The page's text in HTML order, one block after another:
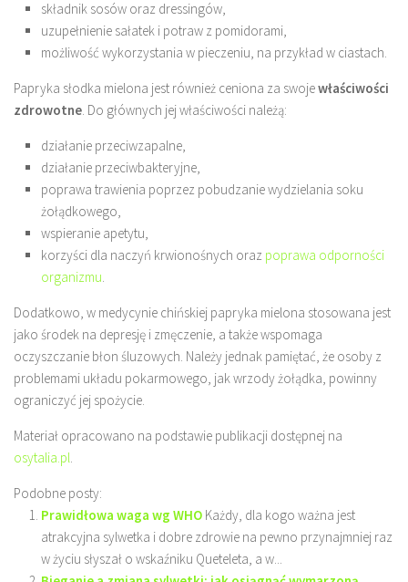
składnik sosów oraz dressingów,
uzupełnienie sałatek i potraw z pomidorami,
możliwość wykorzystania w pieczeniu, na przykład w ciastach.
Papryka słodka mielona jest również ceniona za swojewłaściwości
zdrowotne. Do głównych jej właściwości należą:
działanie przeciwzapalne,
działanie przeciwbakteryjne,
poprawa trawienia poprzez pobudzanie wydzielania soku
żołądkowego,
wspieranie apetytu,
korzyści dla naczyń krwionośnych oraz poprawa odporności
organizmu.
Dodatkowo, w medycynie chińskiej papryka mielona stosowana jest
jako środek na depresję i zmęczenie, a także wspomaga
oczyszczanie błon śluzowych. Należy jednak pamiętać, że osoby z
problemami układu pokarmowego, jak wrzody żołądka, powinny
ograniczyć jej spożycie.
Materiał opracowano na podstawie publikacji dostępnej na
osytalia.pl.
Podobne posty:
Prawidłowa waga wg WHO Każdy, dla kogo ważna jest
atrakcyjna sylwetka i dobre zdrowie na pewno przynajmniej raz
w życiu słyszał o wskaźniku Queteleta, a w...